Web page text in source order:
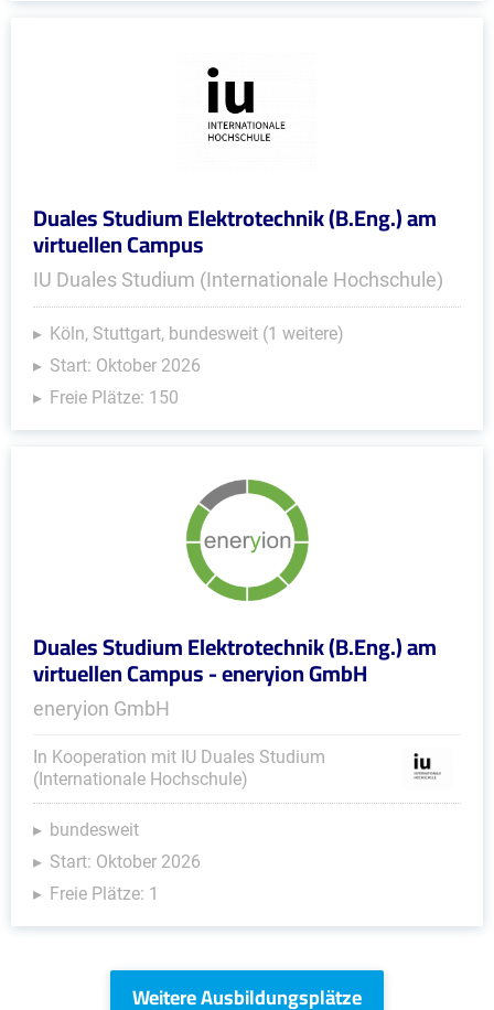
Duales Studium Elektrotechnik (B.Eng.) am
virtuellen Campus
IU Duales Studium (Internationale Hochschule)
Köln, Stuttgart, bundesweit (1 weitere)
Start: Oktober 2026
Freie Plätze: 150
Duales Studium Elektrotechnik (B.Eng.) am
virtuellen Campus - eneryion GmbH
eneryion GmbH
In Kooperation mit IU Duales Studium
(Internationale Hochschule)
bundesweit
Start: Oktober 2026
Freie Plätze: 1
Weitere Ausbildungsplätze